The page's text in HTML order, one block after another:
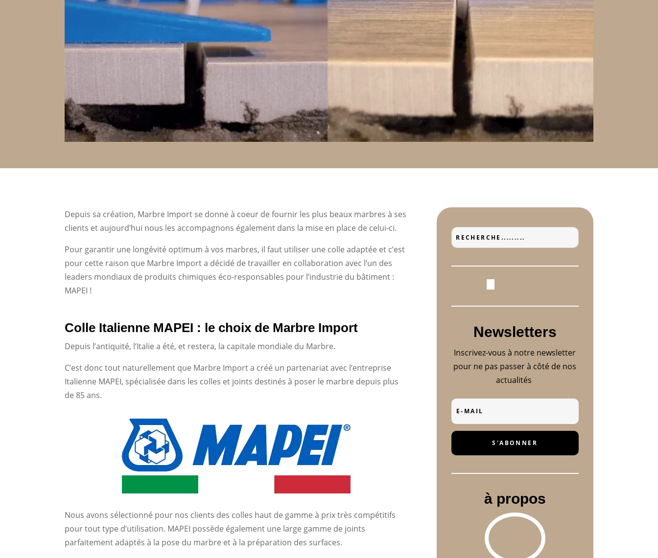
Depuis sa création, Marbre Import se donne à coeur de fournir les plus beaux marbres à ses
clients et aujourd’hui nous les accompagnons également dans la mise en place de celui-ci.
Pour garantir une longévité optimum à vos marbres, il faut utiliser une colle adaptée et c’est
pour cette raison que Marbre Import a décidé de travailler en collaboration avec l’un des
leaders mondiaux de produits chimiques éco-responsables pour l’industrie du bâtiment :
MAPEI !
Colle Italienne MAPEI : le choix de Marbre Import
Depuis l’antiquité, l’Italie a été, et restera, la capitale mondiale du Marbre.
C’est donc tout naturellement que Marbre Import a créé un partenariat avec l’entreprise
Italienne MAPEI, spécialisée dans les colles et joints destinés à poser le marbre depuis plus
de 85 ans.
Nous avons sélectionné pour nos clients des colles haut de gamme à prix très compétitifs
pour tout type d’utilisation. MAPEI possède également une large gamme de joints
parfaitement adaptés à la pose du marbre et à la préparation des surfaces.
Newsletters
Inscrivez-vous à notre newsletter
pour ne pas passer à côté de nos
actualités
S'ABONNER
à propos